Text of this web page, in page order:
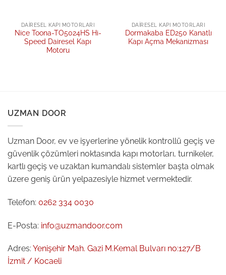
DAIRESEL KAPI MOTORLARI
Nice Toona-TO5024HS Hi-
Speed Dairesel Kapı
Motoru
DAIRESEL KAPI MOTORLARI
Dormakaba ED250 Kanatlı
Kapı Açma Mekanizması
UZMAN DOOR
Uzman Door, ev ve işyerlerine yönelik kontrollü geçiş ve
güvenlik çözümleri noktasında kapı motorları, turnikeler,
kartlı geçiş ve uzaktan kumandalı sistemler başta olmak
üzere geniş ürün yelpazesiyle hizmet vermektedir.
Telefon: 0262 334 0030
E-Posta: info@uzmandoor.com
Adres: Yenişehir Mah. Gazi M.Kemal Bulvarı no:127/B
İzmit / Kocaeli